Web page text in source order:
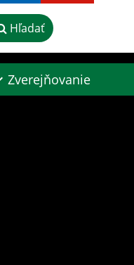
Hľadať
Zverejňovanie